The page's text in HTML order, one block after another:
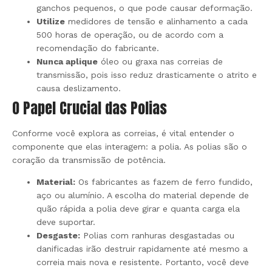
ganchos pequenos, o que pode causar deformação.
Utilize medidores de tensão e alinhamento a cada
500 horas de operação, ou de acordo com a
recomendação do fabricante.
Nunca aplique óleo ou graxa nas correias de
transmissão, pois isso reduz drasticamente o atrito e
causa deslizamento.
O Papel Crucial das Polias
Conforme você explora as correias, é vital entender o
componente que elas interagem: a polia. As polias são o
coração da transmissão de potência.
Material: Os fabricantes as fazem de ferro fundido,
aço ou alumínio. A escolha do material depende de
quão rápida a polia deve girar e quanta carga ela
deve suportar.
Desgaste: Polias com ranhuras desgastadas ou
danificadas irão destruir rapidamente até mesmo a
correia mais nova e resistente. Portanto, você deve